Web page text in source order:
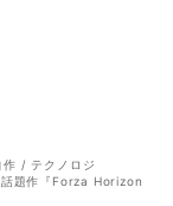
作 / テクノロジ
題作『Forza Horizon